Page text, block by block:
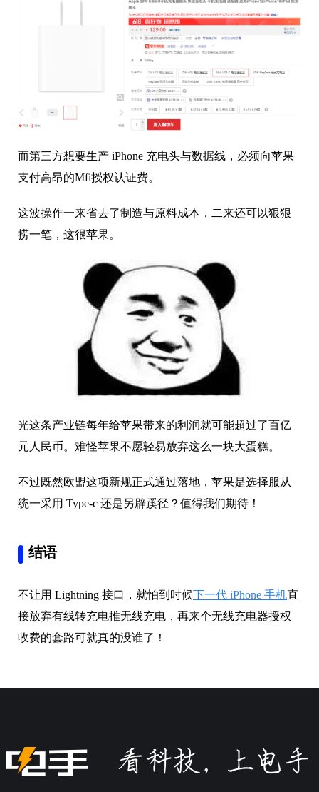
而第三方想要生产 iPhone 充电头与数据线，必须向苹果
支付高昂的Mfi授权认证费。
这波操作一来省去了制造与原料成本，二来还可以狠狠
捞一笔，这很苹果。
光这条产业链每年给苹果带来的利润就可能超过了百亿
元人民币。难怪苹果不愿轻易放弃这么一块大蛋糕。
不过既然欧盟这项新规正式通过落地，苹果是选择服从
统一采用 Type-c 还是另辟蹊径？值得我们期待！
结语
不让用 Lightning 接口，就怕到时候下一代 iPhone 手机直
接放弃有线转充电推无线充电，再来个无线充电器授权
收费的套路可就真的没谁了！